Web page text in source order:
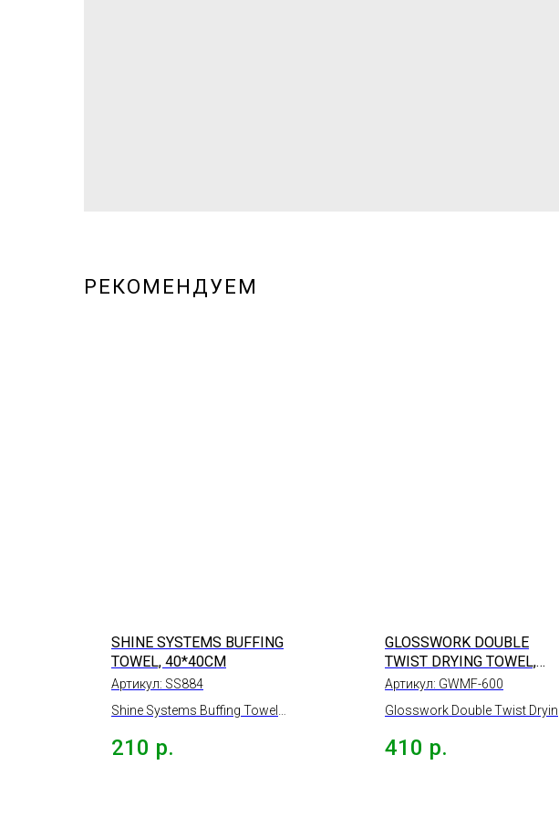
РЕКОМЕНДУЕМ
SHINE SYSTEMS BUFFING
TOWEL, 40*40СМ
Артикул: SS884
Shine Systems Buffing Towel
располировки составов,
210 р.
GLOSSWORK DOUBLE
TWIST DRYING TOWEL,
ЦВЕТ СЕРЫЙ, 50*60,
Артикул: GWMF-600
Glosswork Double Twist Drying
цвет серый, 50*60, 600гр/м
410 р.